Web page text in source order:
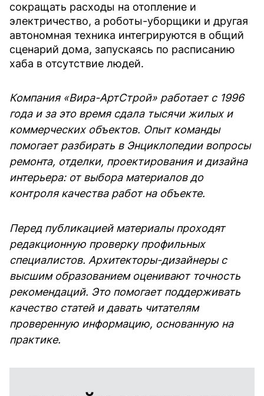
сокращать расходы на отопление и
электричество, а роботы-уборщики и другая
автономная техника интегрируются в общий
сценарий дома, запускаясь по расписанию
хаба в отсутствие людей.
Компания «Вира-АртСтрой» работает с 1996
года и за это время сдала тысячи жилых и
коммерческих объектов. Опыт команды
помогает разбирать в Энциклопедии вопросы
ремонта, отделки, проектирования и дизайна
интерьера: от выбора материалов до
контроля качества работ на объекте.
Перед публикацией материалы проходят
редакционную проверку профильных
специалистов. Архитекторы-дизайнеры с
высшим образованием оценивают точность
рекомендаций. Это помогает поддерживать
качество статей и давать читателям
проверенную информацию, основанную на
практике.